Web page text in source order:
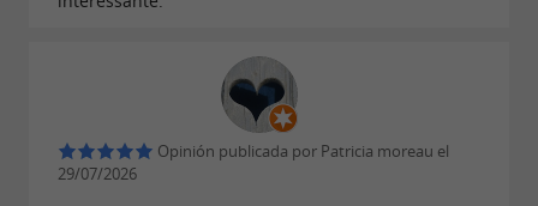
Opinión publicada por Patricia moreau el
29/07/2026